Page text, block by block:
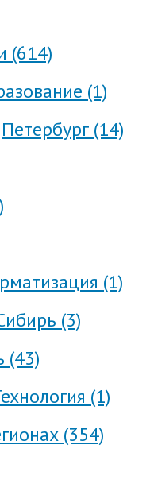
(614)
(1)
Петербург (14)
(1)
(3)
(43)
(1)
(354)